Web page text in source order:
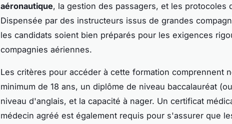
aéronautique, la gestion des passagers, et les protocoles
Dispensée par des instructeurs issus de grandes
les candidats soient bien préparés pour les exigences
compagnies aériennes.
Les critères pour accéder à cette formation comprennent
minimum de 18 ans, un diplôme de niveau baccalauréat
niveau d'anglais, et la capacité à nager. Un certificat
médecin agréé est également requis pour s'assurer que